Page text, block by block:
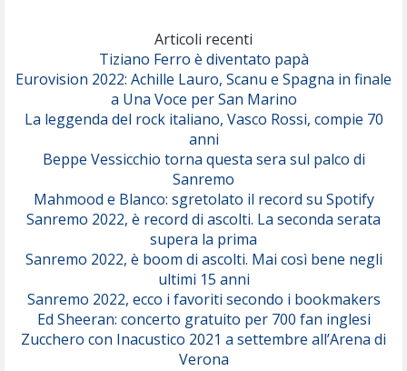
Serenamente
Articoli recenti
Tiziano Ferro è diventato papà
Eurovision 2022: Achille Lauro, Scanu e Spagna in finale
a Una Voce per San Marino
La leggenda del rock italiano, Vasco Rossi, compie 70
anni
Beppe Vessicchio torna questa sera sul palco di
Sanremo
Mahmood e Blanco: sgretolato il record su Spotify
Sanremo 2022, è record di ascolti. La seconda serata
supera la prima
Sanremo 2022, è boom di ascolti. Mai così bene negli
ultimi 15 anni
Sanremo 2022, ecco i favoriti secondo i bookmakers
Ed Sheeran: concerto gratuito per 700 fan inglesi
Zucchero con Inacustico 2021 a settembre all’Arena di
Verona